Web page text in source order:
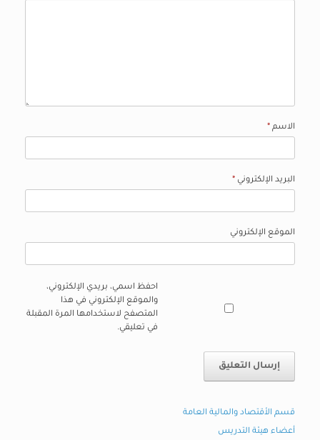
الاسم *
البريد الإلكتروني *
الموقع الإلكتروني
احفظ اسمي، بريدي الإلكتروني،
والموقع الإلكتروني في هذا
المتصفح لاستخدامها المرة المقبلة
في تعليقي.
قسم الأقتصاد والمالية العامة
أعضاء هيئة التدريس